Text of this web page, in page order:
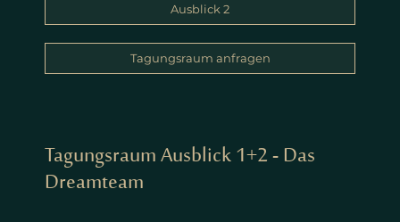
Ausblick 2
Tagungsraum anfragen
Tagungsraum Ausblick 1+2 - Das
Dreamteam